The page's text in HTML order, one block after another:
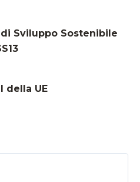
Sviluppo Sostenibile
della UE